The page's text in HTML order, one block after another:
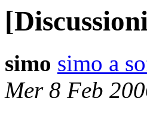
simo simo a
Mer 8 Feb